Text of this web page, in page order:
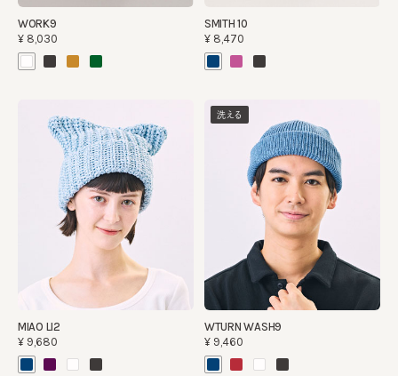
WORK9
¥8,030
SMITH 10
¥8,470
MIAO LI2
¥9,680
洗える
WTURN WASH9
¥9,460